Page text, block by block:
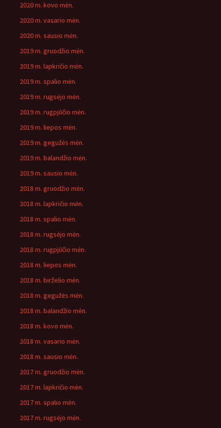
2020 m. kovo mėn.
2020 m. vasario mėn.
2020 m. sausio mėn.
2019 m. gruodžio mėn.
2019 m. lapkričio mėn.
2019 m. spalio mėn.
2019 m. rugsėjo mėn.
2019 m. rugpjūčio mėn.
2019 m. liepos mėn.
2019 m. gegužės mėn.
2019 m. balandžio mėn.
2019 m. sausio mėn.
2018 m. gruodžio mėn.
2018 m. lapkričio mėn.
2018 m. spalio mėn.
2018 m. rugsėjo mėn.
2018 m. rugpjūčio mėn.
2018 m. liepos mėn.
2018 m. birželio mėn.
2018 m. gegužės mėn.
2018 m. balandžio mėn.
2018 m. kovo mėn.
2018 m. vasario mėn.
2018 m. sausio mėn.
2017 m. gruodžio mėn.
2017 m. lapkričio mėn.
2017 m. spalio mėn.
2017 m. rugsėjo mėn.